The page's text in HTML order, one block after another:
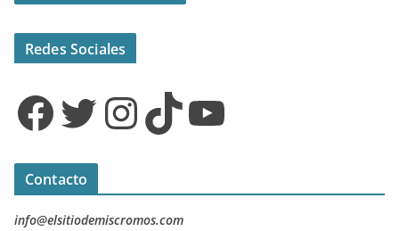
Redes Sociales
Facebook Twitter InstagramTikTok YouTube
Contacto
info@elsitiodemiscromos.com